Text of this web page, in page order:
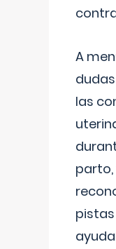
A
las
parto,